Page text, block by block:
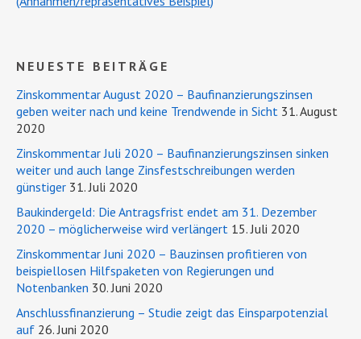
NEUESTE BEITRÄGE
Zinskommentar August 2020 – Baufinanzierungszinsen
geben weiter nach und keine Trendwende in Sicht 31. August
2020
Zinskommentar Juli 2020 – Baufinanzierungszinsen sinken
weiter und auch lange Zinsfestschreibungen werden
günstiger 31. Juli 2020
Baukindergeld: Die Antragsfrist endet am 31. Dezember
2020 – möglicherweise wird verlängert 15. Juli 2020
Zinskommentar Juni 2020 – Bauzinsen profitieren von
beispiellosen Hilfspaketen von Regierungen und
Notenbanken 30. Juni 2020
Anschlussfinanzierung – Studie zeigt das Einsparpotenzial
auf 26. Juni 2020